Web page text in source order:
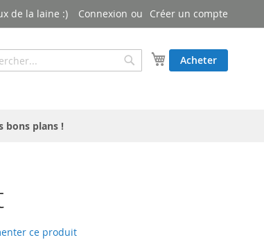
de la laine :) Connexion Créer un compte
Mon panier
Acheter
Rechercher
bons plans !
ce produit